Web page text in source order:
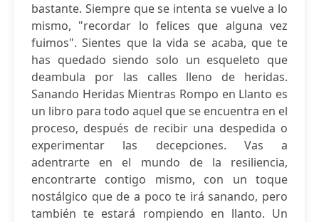
bastante. Siempre que se intenta se vuelve a lo
mismo, "recordar lo felices que alguna vez
fuimos". Sientes que la vida se acaba, que te
has quedado siendo solo un esqueleto que
deambula por las calles lleno de heridas.
Sanando Heridas Mientras Rompo en Llanto es
un libro para todo aquel que se encuentra en el
proceso, después de recibir una despedida o
experimentar las decepciones. Vas a
adentrarte en el mundo de la resiliencia,
encontrarte contigo mismo, con un toque
nostálgico que de a poco te irá sanando, pero
también te estará rompiendo en llanto. Un